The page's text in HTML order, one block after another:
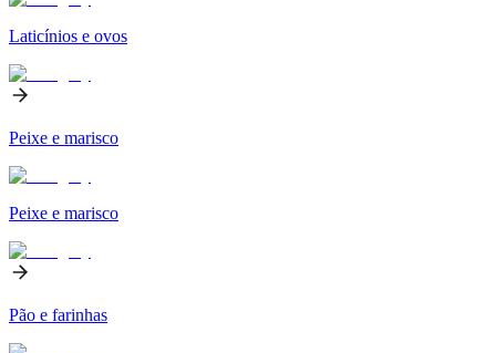
Laticínios e ovos
Peixe e marisco
Peixe e marisco
Pão e farinhas